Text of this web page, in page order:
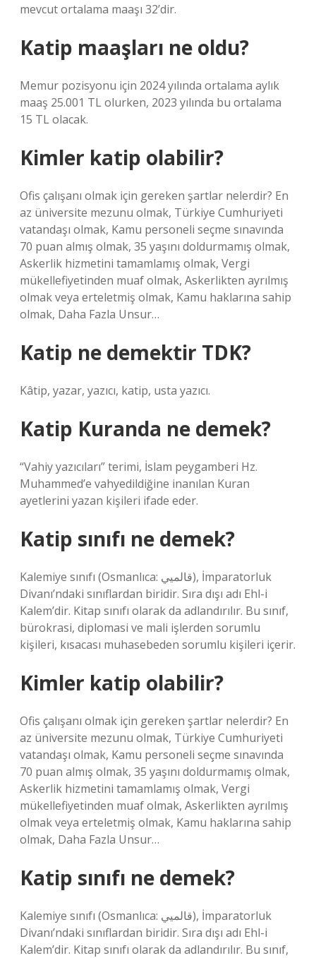
mevcut ortalama maaşı 32’dir.
Katip maaşları ne oldu?
Memur pozisyonu için 2024 yılında ortalama aylık
maaş 25.001 TL olurken, 2023 yılında bu ortalama
15 TL olacak.
Kimler katip olabilir?
Ofis çalışanı olmak için gereken şartlar nelerdir? En
az üniversite mezunu olmak, Türkiye Cumhuriyeti
vatandaşı olmak, Kamu personeli seçme sınavında
70 puan almış olmak, 35 yaşını doldurmamış olmak,
Askerlik hizmetini tamamlamış olmak, Vergi
mükellefiyetinden muaf olmak, Askerlikten ayrılmış
olmak veya erteletmiş olmak, Kamu haklarına sahip
olmak, Daha Fazla Unsur…
Katip ne demektir TDK?
Kâtip, yazar, yazıcı, katip, usta yazıcı.
Katip Kuranda ne demek?
“Vahiy yazıcıları” terimi, İslam peygamberi Hz.
Muhammed’e vahyedildiğine inanılan Kuran
ayetlerini yazan kişileri ifade eder.
Katip sınıfı ne demek?
Kalemiye sınıfı (Osmanlıca: قالميي‎), İmparatorluk
Divanı’ndaki sınıflardan biridir. Sıra dışı adı Ehl-i
Kalem’dir. Kitap sınıfı olarak da adlandırılır. Bu sınıf,
bürokrasi, diplomasi ve mali işlerden sorumlu
kişileri, kısacası muhasebeden sorumlu kişileri içerir.
Kimler katip olabilir?
Ofis çalışanı olmak için gereken şartlar nelerdir? En
az üniversite mezunu olmak, Türkiye Cumhuriyeti
vatandaşı olmak, Kamu personeli seçme sınavında
70 puan almış olmak, 35 yaşını doldurmamış olmak,
Askerlik hizmetini tamamlamış olmak, Vergi
mükellefiyetinden muaf olmak, Askerlikten ayrılmış
olmak veya erteletmiş olmak, Kamu haklarına sahip
olmak, Daha Fazla Unsur…
Katip sınıfı ne demek?
Kalemiye sınıfı (Osmanlıca: قالميي‎), İmparatorluk
Divanı’ndaki sınıflardan biridir. Sıra dışı adı Ehl-i
Kalem’dir. Kitap sınıfı olarak da adlandırılır. Bu sınıf,